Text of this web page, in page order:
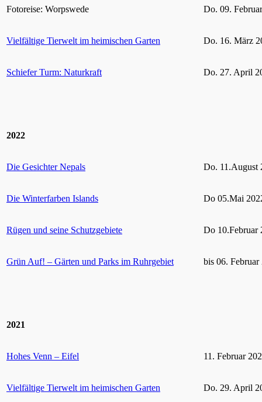
Fotoreise: Worpswede Do. 09.
Vielfältige Tierwelt im heimischen Garten Do. 16. März
Schiefer Turm: Naturkraft Do. 27. April
2022
Die Gesichter Nepals Do. 11.August
Die Winterfarben Islands Do 05.Mai
Rügen und seine Schutzgebiete Do 10.Februar
Grün Auf! – Gärten und Parks im Ruhrgebiet bis 06. Februar
2021
Hohes Venn – Eifel 11. Februar
Vielfältige Tierwelt im heimischen Garten Do. 29. April